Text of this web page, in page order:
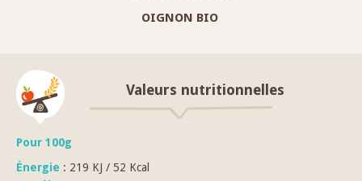
OIGNON BIO
Valeurs nutritionnelles
Pour 100g
Énergie : 219 KJ / 52 Kcal